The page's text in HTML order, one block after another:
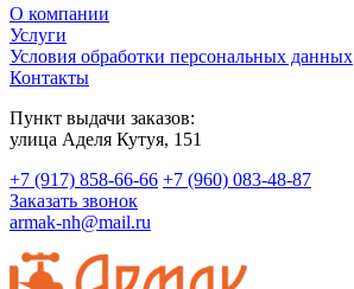
О компании
Услуги
Условия обработки персональных данных
Контакты
Пункт выдачи заказов:
​улица Аделя Кутуя, 151
+7 (917) 858-66-66 +7 (960) 083-48-87
Заказать звонок
armak-nh@mail.ru